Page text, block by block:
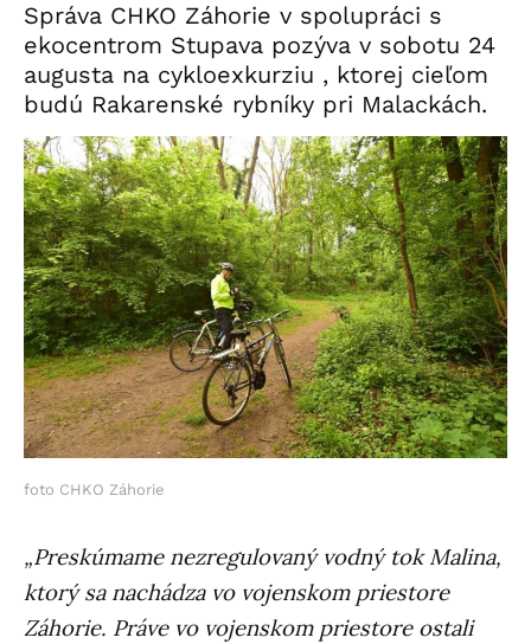
Správa CHKO Záhorie v spolupráci s
ekocentrom Stupava pozýva v sobotu 24
augusta na cykloexkurziu , ktorej cieľom
budú Rakarenské rybníky pri Malackách.
foto CHKO Záhorie
„Preskúmame nezregulovaný vodný tok Malina,
ktorý sa nachádza vo vojenskom priestore
Záhorie. Práve vo vojenskom priestore ostali